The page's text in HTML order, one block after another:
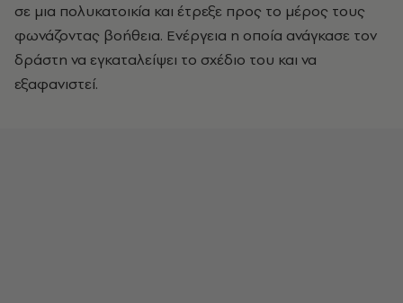
σε μια πολυκατοικία και έτρεξε προς το μέρος τους
φωνάζοντας βοήθεια. Ενέργεια η οποία ανάγκασε τον
δράστη να εγκαταλείψει το σχέδιο του και να
εξαφανιστεί.